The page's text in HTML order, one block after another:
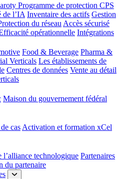
Programme de protection CPS
de l’IA Inventaire des actifs Gestion
du réseau Accès sécurisé
opérationnelle Intégrations
Food & Beverage Pharma &
Verticals Les établissements de
Centres de données Vente au détail
Maison du gouvernement fédéral
cas Activation et formation xCel
l’alliance technologique Partenaires
du partenaire